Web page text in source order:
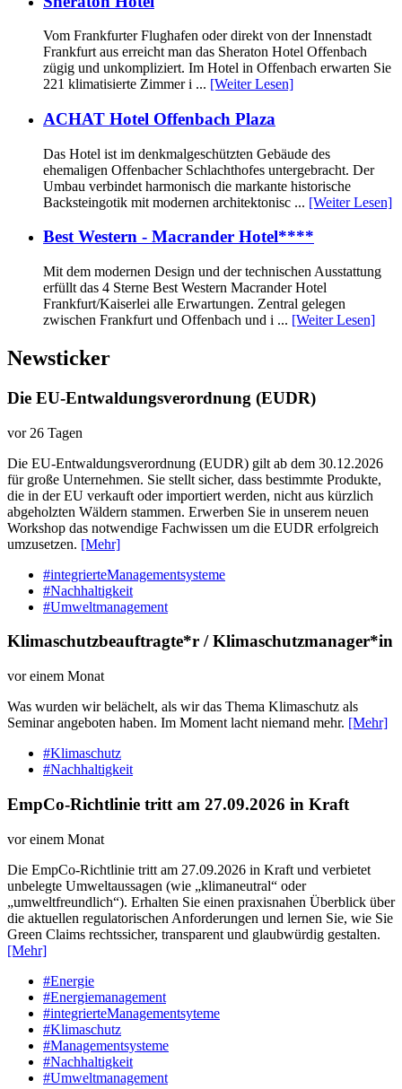
Vom Frankfurter Flughafen oder direkt von der Innenstadt
Frankfurt aus erreicht man das Sheraton Hotel Offenbach
zügig und unkompliziert. Im Hotel in Offenbach erwarten Sie
221 klimatisierte Zimmer i ... [Weiter Lesen]
ACHAT Hotel Offenbach Plaza
Das Hotel ist im denkmalgeschützten Gebäude des
ehemaligen Offenbacher Schlachthofes untergebracht. Der
Umbau verbindet harmonisch die markante historische
Backsteingotik mit modernen architektonisc ... [Weiter Lesen]
Best Western - Macrander Hotel****
Mit dem modernen Design und der technischen Ausstattung
erfüllt das 4 Sterne Best Western Macrander Hotel
Frankfurt/Kaiserlei alle Erwartungen. Zentral gelegen
zwischen Frankfurt und Offenbach und i ... [Weiter Lesen]
Newsticker
Die EU-Entwaldungsverordnung (EUDR)
vor 26 Tagen
Die EU-Entwaldungsverordnung (EUDR) gilt ab dem 30.12.2026
für große Unternehmen. Sie stellt sicher, dass bestimmte Produkte,
die in der EU verkauft oder importiert werden, nicht aus kürzlich
abgeholzten Wäldern stammen. Erwerben Sie in unserem neuen
Workshop das notwendige Fachwissen um die EUDR erfolgreich
umzusetzen. [Mehr]
#integrierteManagementsysteme
#Nachhaltigkeit
#Umweltmanagement
Klimaschutzbeauftragte*r / Klimaschutzmanager*in
vor einem Monat
Was wurden wir belächelt, als wir das Thema Klimaschutz als
Seminar angeboten haben. Im Moment lacht niemand mehr. [Mehr]
#Klimaschutz
#Nachhaltigkeit
EmpCo-Richtlinie tritt am 27.09.2026 in Kraft
vor einem Monat
Die EmpCo-Richtlinie tritt am 27.09.2026 in Kraft und verbietet
unbelegte Umweltaussagen (wie „klimaneutral“ oder
„umweltfreundlich“). Erhalten Sie einen praxisnahen Überblick über
die aktuellen regulatorischen Anforderungen und lernen Sie, wie Sie
Green Claims rechtssicher, transparent und glaubwürdig gestalten.
[Mehr]
#Energie
#Energiemanagement
#integrierteManagementsyteme
#Klimaschutz
#Managementsysteme
#Nachhaltigkeit
#Umweltmanagement